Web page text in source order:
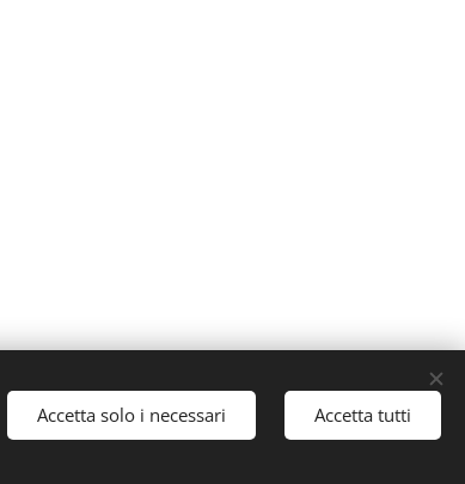
Accetta solo i necessari Accetta tutti